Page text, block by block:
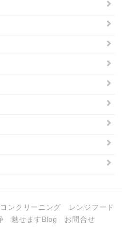
ンクリーニング
レンジフード
魅せますBlog お問合せ